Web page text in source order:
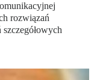
rozwiązań